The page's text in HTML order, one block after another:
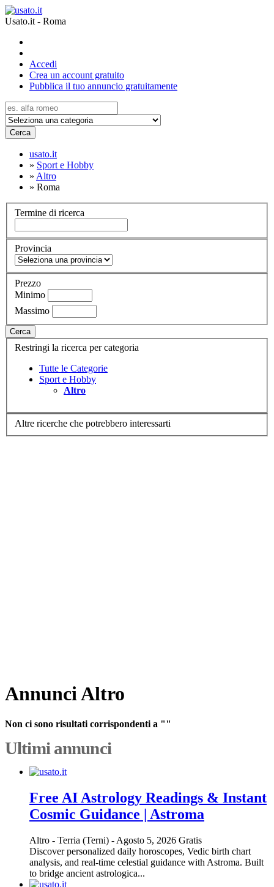
Usato.it - Roma
Accedi
Crea un account gratuito
Pubblica il tuo annuncio gratuitamente
Cerca
usato.it
» Sport e Hobby
» Altro
» Roma
Termine di ricerca
Provincia
Prezzo
Minimo
Massimo
Cerca
Restringi la ricerca per categoria
Tutte le Categorie
Sport e Hobby
Altro
Altre ricerche che potrebbero interessarti
Annunci Altro
Non ci sono risultati corrispondenti a ""
Ultimi annunci
Free AI Astrology Readings & Instant
Cosmic Guidance | Astroma
Altro - Terria (Terni) - Agosto 5, 2026 Gratis
Discover personalized daily horoscopes, Vedic birth chart
analysis, and real-time celestial guidance with Astroma. Built
to bridge ancient astrologica...